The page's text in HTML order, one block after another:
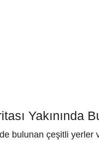
Yakınında
bulunan çeşitli yerler